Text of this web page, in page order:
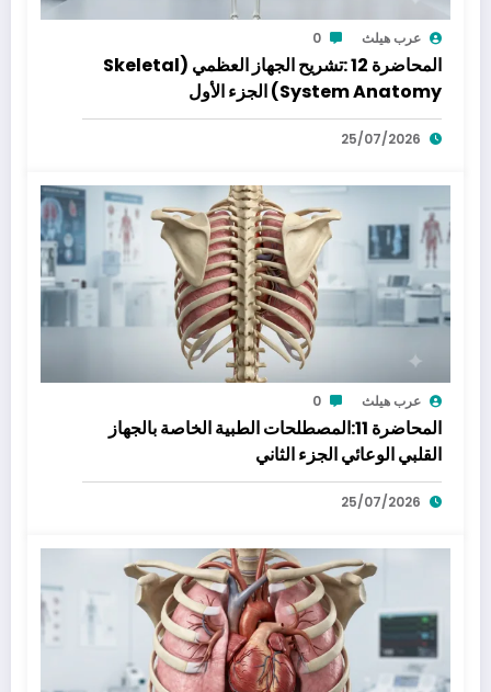
عرب هيلث 0
المحاضرة 12 :تشريح الجهاز العظمي (Skeletal
System Anatomy) الجزء الأول
25/07/2026
عرب هيلث 0
المحاضرة 11:المصطلحات الطبية الخاصة بالجهاز
القلبي الوعائي الجزء الثاني
25/07/2026